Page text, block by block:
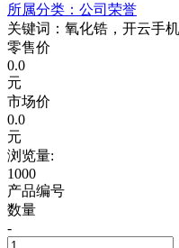
所属分类：公司荣誉
关键词：氧化锆，开云手
零售价
0.0
元
市场价
0.0
元
浏览量:
1000
产品编号
数量
-